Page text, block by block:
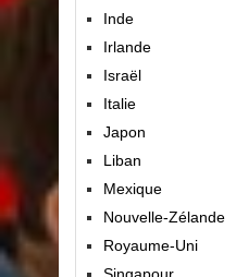
Inde
Irlande
Israël
Italie
Japon
Liban
Mexique
Nouvelle-Zélande
Royaume-Uni